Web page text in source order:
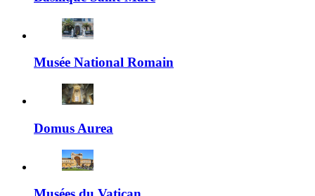
Musée National Romain
Domus Aurea